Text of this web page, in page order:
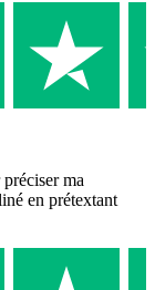
ma
en prétextant